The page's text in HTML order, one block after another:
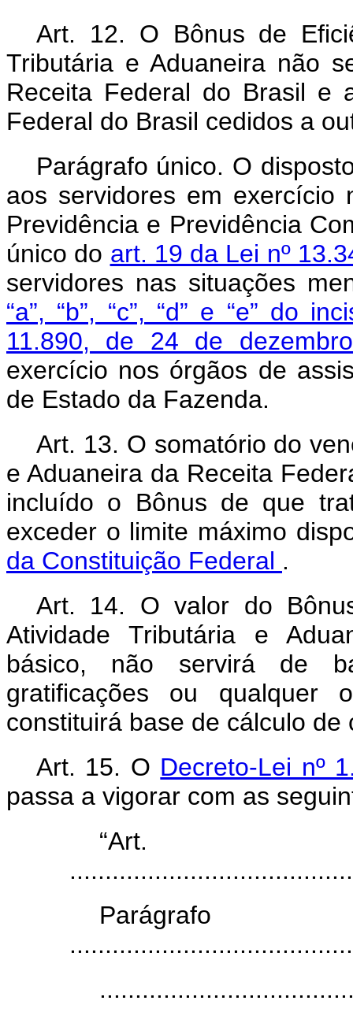
Art. 12. O Bônus de
Tributária e Aduaneira não
Receita Federal do Brasil e
Federal do Brasil cedidos a
Parágrafo único. O
aos servidores em exercício
Previdência e Previdência
único do art. 19 da Lei nº
servidores nas situações
“a”, “b”, “c”, “d” e “e” do
11.890, de 24 de
exercício nos órgãos de
de Estado da Fazenda.
Art. 13. O somatório do
e Aduaneira da Receita
incluído o Bônus de que
exceder o limite máximo
da Constituição Federal .
Art. 14. O valor do
Atividade Tributária e
básico, não servirá de
gratificações ou qualquer
constituirá base de cálculo
Art. 15. O Decreto-Lei nº
passa a vigorar com as